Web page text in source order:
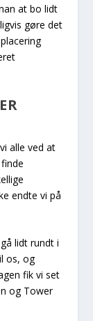
at bo lidt
gøre det
alle ved at
endte vi på
lidt rundt i
os, og
fik vi set
og Tower